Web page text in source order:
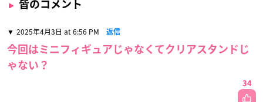
皆のコメント
2025年4月3日 at 6:56 PM 返信
今回はミニフィギュアじゃなくてクリアスタンドじ
ゃない？
34